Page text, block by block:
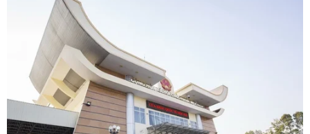
TIN CÙNG CHUYÊN MỤC
Bản Lồng - nơi văn hóa Mông hòa
nhịp cùng du lịch cộng đồng giữa
cổng trời Pha Đin
07/08/2026 08:31